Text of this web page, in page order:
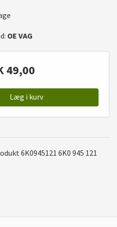
OE VAG
49,00
Læg i kurv
6K0945121 6K0 945 121